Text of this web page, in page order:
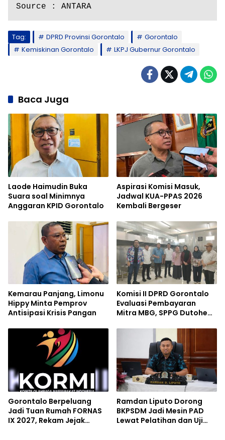
Source : ANTARA
Tag: DPRD Provinsi Gorontalo
Gorontalo
Kemiskinan Gorontalo
LKPJ Gubernur Gorontalo
Baca Juga
Laode Haimudin Buka
Suara soal Minimnya
Anggaran KPID Gorontalo
Aspirasi Komisi Masuk,
Jadwal KUA-PPAS 2026
Kembali Bergeser
Kemarau Panjang, Limonu
Hippy Minta Pemprov
Antisipasi Krisis Pangan
Komisi II DPRD Gorontalo
Evaluasi Pembayaran
Mitra MBG, SPPG Dutohe
Gorontalo Berpeluang
Jadi Tuan Rumah FORNAS
IX 2027, Rekam Jejak
Ramdan Liputo Dorong
BKPSDM Jadi Mesin PAD
Lewat Pelatihan dan Uji